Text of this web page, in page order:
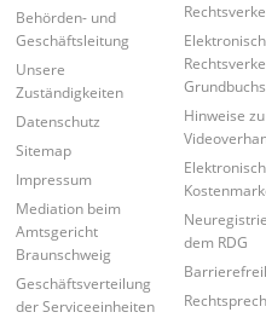
Behörden- und
Geschäftsleitung
Unsere
Zuständigkeiten
Datenschutz
Sitemap
Impressum
Mediation beim
Amtsgericht
Braunschweig
Geschäftsverteilung
der Serviceeinheiten
Hinweise zu
dem RDG